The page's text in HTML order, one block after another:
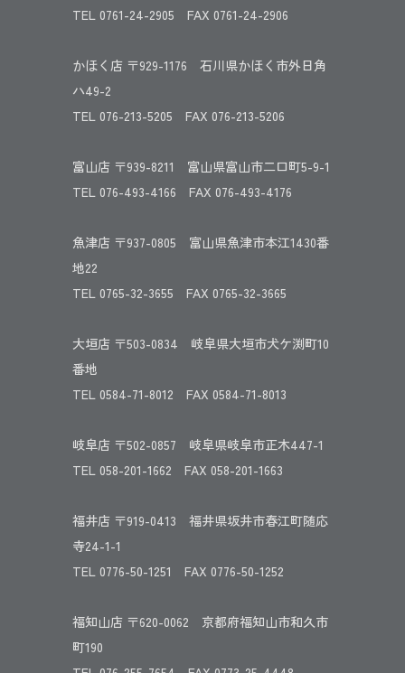
TEL 0761-24-2905 FAX 0761-24-2906
かほく店 〒929-1176 石川県かほく市外日角
ハ49-2
TEL 076-213-5205 FAX 076-213-5206
富山店 〒939-8211 富山県富山市二口町5-9-1
TEL 076-493-4166 FAX 076-493-4176
魚津店 〒937-0805 富山県魚津市本江1430番
地22
TEL 0765-32-3655 FAX 0765-32-3665
大垣店 〒503-0834 岐阜県大垣市犬ケ渕町10
番地
TEL 0584-71-8012 FAX 0584-71-8013
岐阜店 〒502-0857 岐阜県岐阜市正木447-1
TEL 058-201-1662 FAX 058-201-1663
福井店 〒919-0413 福井県坂井市春江町随応
寺24-1-1
TEL 0776-50-1251 FAX 0776-50-1252
福知山店 〒620-0062 京都府福知山市和久市
町190